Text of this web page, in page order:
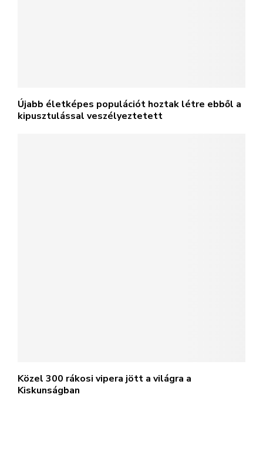
Újabb életképes populációt hoztak létre ebből a
kipusztulással veszélyeztetett
Közel 300 rákosi vipera jött a világra a
Kiskunságban